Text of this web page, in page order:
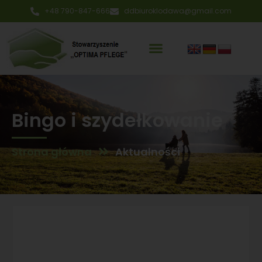
+48 790-847-666 ddbiuroklodawa@gmail.com
Bingo i szydełkowanie
Strona główna Aktualności